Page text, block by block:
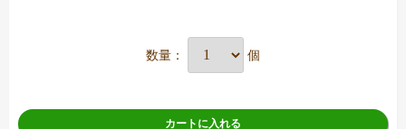
数量： 個
カートに入れる